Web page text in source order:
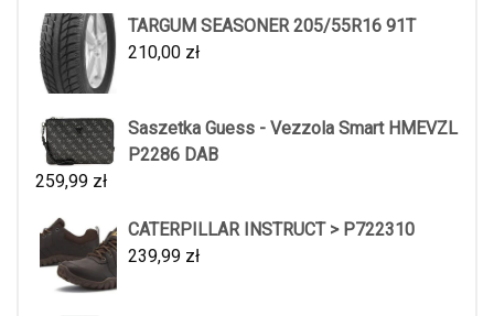
TARGUM SEASONER 205/55R16 91T
210,00 zł
Saszetka Guess - Vezzola Smart HMEVZL
P2286 DAB
259,99 zł
CATERPILLAR INSTRUCT > P722310
239,99 zł